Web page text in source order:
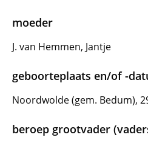
moeder
J. van Hemmen, Jantje
geboorteplaats en/of -
Noordwolde (gem. Bedum),
beroep grootvader